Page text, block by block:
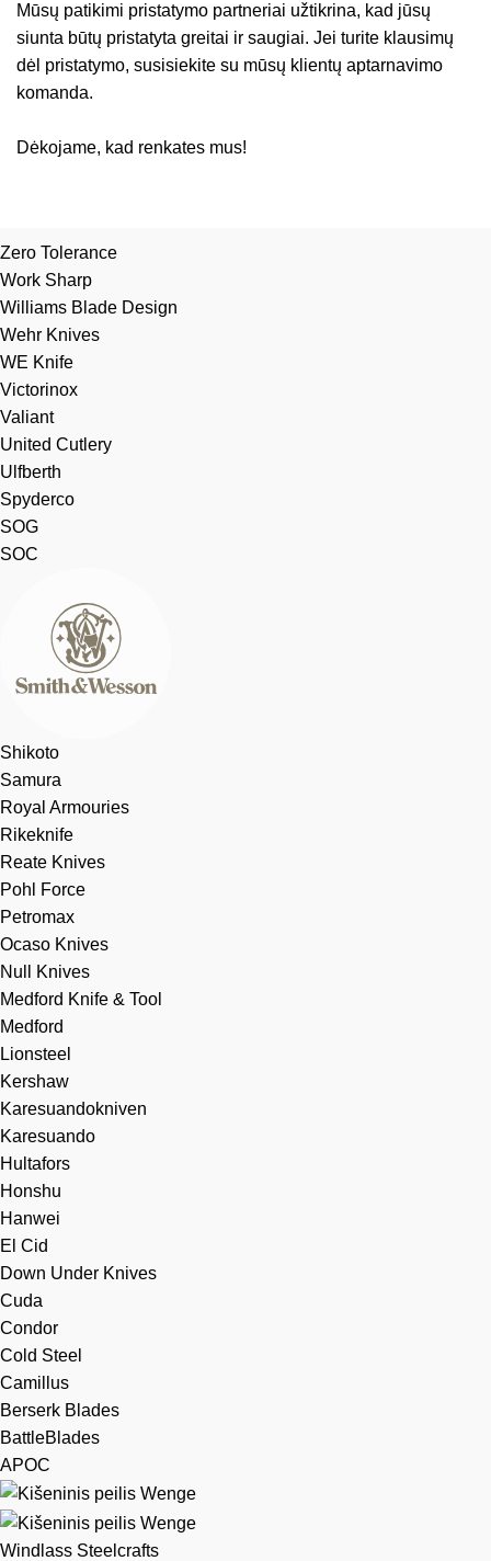
Mūsų patikimi pristatymo partneriai užtikrina, kad jūsų
siunta būtų pristatyta greitai ir saugiai. Jei turite klausimų
dėl pristatymo, susisiekite su mūsų klientų aptarnavimo
komanda.
Dėkojame, kad renkates mus!
Zero Tolerance
Work Sharp
Williams Blade Design
Wehr Knives
WE Knife
Victorinox
Valiant
United Cutlery
Ulfberth
Spyderco
SOG
SOC
Shikoto
Samura
Royal Armouries
Rikeknife
Reate Knives
Pohl Force
Petromax
Ocaso Knives
Null Knives
Medford Knife & Tool
Medford
Lionsteel
Kershaw
Karesuandokniven
Karesuando
Hultafors
Honshu
Hanwei
El Cid
Down Under Knives
Cuda
Condor
Cold Steel
Camillus
Berserk Blades
BattleBlades
APOC
Windlass Steelcrafts